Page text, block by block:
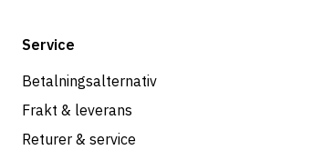
Service
Betalningsalternativ
Frakt & leverans
Returer & service